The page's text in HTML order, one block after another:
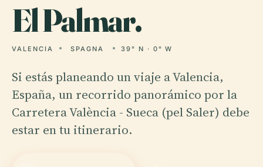
ElPalmar.
VALENCIA SPAGNA 39° N · 0° W
Si estás planeando un viaje a Valencia,
España, un recorrido panorámico por la
Carretera València - Sueca (pel Saler) debe
estar en tu itinerario.